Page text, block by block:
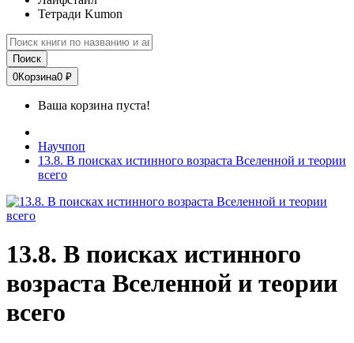
Тетради Kumon
Поиск
0Корзина0 ₽
Ваша корзина пуста!
Научпоп
13.8. В поисках истинного возраста Вселенной и теории
всего
13.8. В поисках истинного
возраста Вселенной и теории
всего